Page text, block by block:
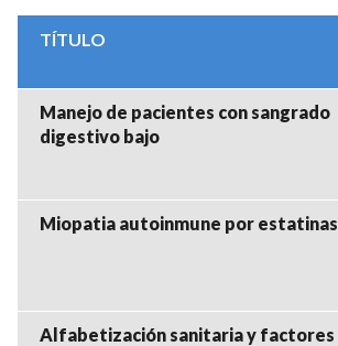
TÍTULO
Manejo de pacientes con sangrado
digestivo bajo
Miopatia autoinmune por estatinas
Alfabetización sanitaria y factores